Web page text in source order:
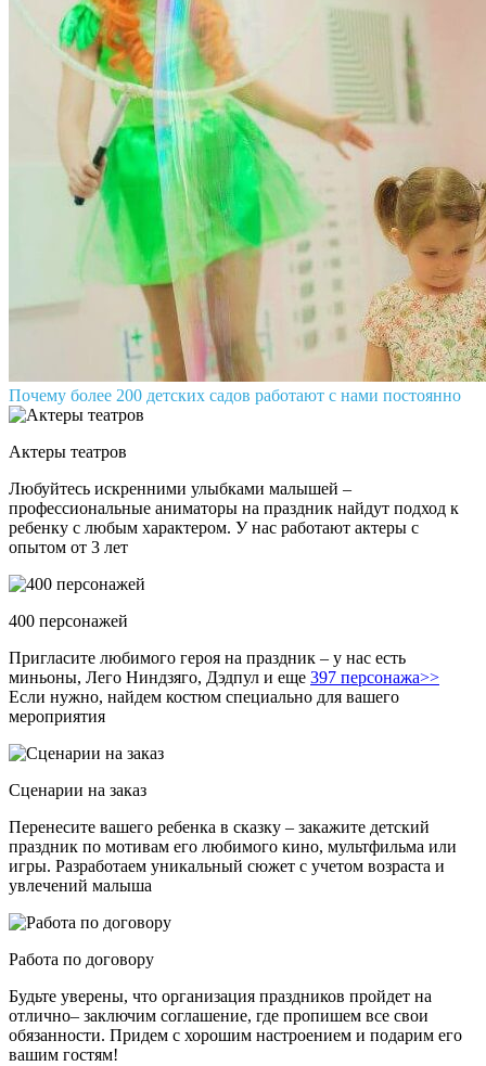
Почему более 200 детских садов работают с нами постоянно
Актеры театров
Любуйтесь искренними улыбками малышей –
профессиональные аниматоры на праздник найдут подход к
ребенку с любым характером. У нас работают актеры с
опытом от 3 лет
400 персонажей
Пригласите любимого героя на праздник – у нас есть
миньоны, Лего Ниндзяго, Дэдпул и еще 397 персонажа>>
Если нужно, найдем костюм специально для вашего
мероприятия
Сценарии на заказ
Перенесите вашего ребенка в сказку – закажите детский
праздник по мотивам его любимого кино, мультфильма или
игры. Разработаем уникальный сюжет с учетом возраста и
увлечений малыша
Работа по договору
Будьте уверены, что организация праздников пройдет на
отлично– заключим соглашение, где пропишем все свои
обязанности. Придем с хорошим настроением и подарим его
вашим гостям!